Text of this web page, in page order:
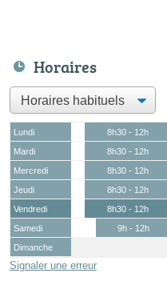
Horaires
Lundi 8h30 - 12h
Mardi
8h30 - 12h
Mercredi
8h30 - 12h
Jeudi
8h30 - 12h
Vendredi
8h30 - 12h
Samedi
9h - 12h
Dimanche
Signaler une erreur